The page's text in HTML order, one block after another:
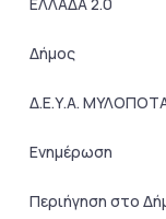
Δήμος
Δ.Ε.Υ.Α.
Ενημέρωση
Περιήγηση στο